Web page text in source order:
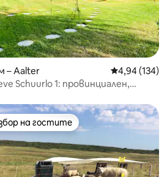
от 5, 121 отзива
– Aalter Средна
4,94 (134)
Schuurlo 1: провинциален,
на гостите
на гостите